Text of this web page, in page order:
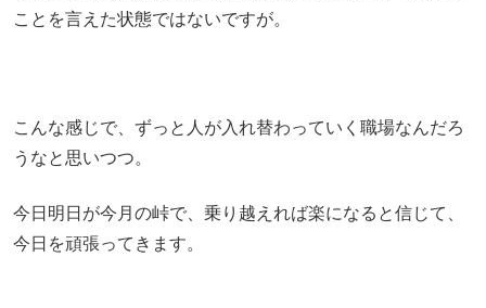
ことを言えた状態ではないですが。
こんな感じで、ずっと人が入れ替わっていく職場なんだろ
うなと思いつつ。
今日明日が今月の峠で、乗り越えれば楽になると信じて、
今日を頑張ってきます。